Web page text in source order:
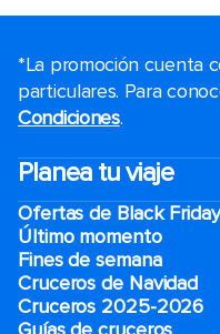
*La promoción cuenta
particulares. Para
Condiciones.
Planea tu viaje
Ofertas de Black Friday
Último momento
Fines de semana
Cruceros de Navidad
Cruceros 2025-2026